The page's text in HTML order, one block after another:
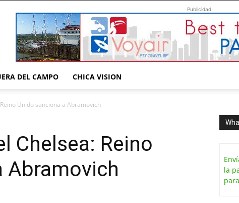
Publicidad
DEL CAMPO CHICA VISION
Unido sanciona a Abramovich
Chelsea: Reino
Abramovich
la